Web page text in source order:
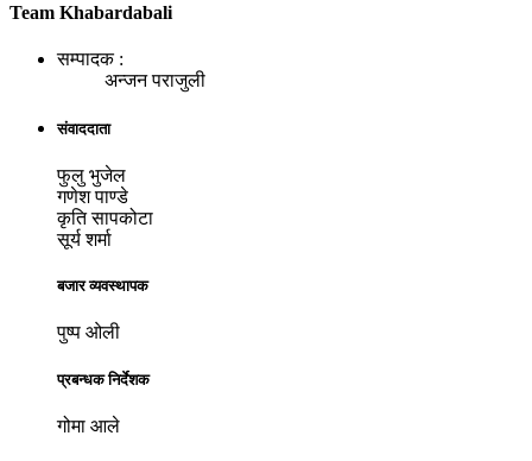
Team Khabardabali
सम्पादक :
अन्जन पराजुली
संवाददाता
फुलु भुजेल
गणेश पाण्डे
कृति सापकोटा
सूर्य शर्मा
बजार व्यवस्थापक
पुष्प ओली
प्रबन्धक निर्देशक
गोमा आले